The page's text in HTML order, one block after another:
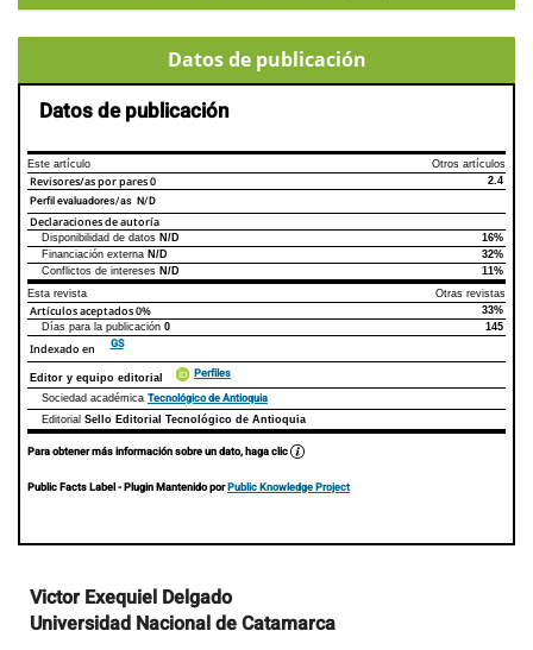
Datos de publicación
Datos de publicación
Este artículo Otros artículos
Revisores/as por pares0 2.4
Perfil evaluadores/as N/D
Declaraciones de autoría
Declaraciones de autoríaEste artículo
Disponibilidad de datos N/D
16%
Financiación externa N/D
32%
Conflictos de intereses N/D
11%
Esta revista
Otras revistas
Artículos aceptados0%
33%
Días para la publicación 0 145
Indexado en GS
Editor y equipo editorial Perfiles
Sociedad académica Tecnológico de Antioquia
Editorial Sello Editorial Tecnológico de Antioquia
Para obtener más información sobre un dato, haga clic
Public Facts Label- Plugin Mantenido porPublic Knowledge Project
Contenido
principal
del
Victor Exequiel Delgado
Universidad Nacional de Catamarca